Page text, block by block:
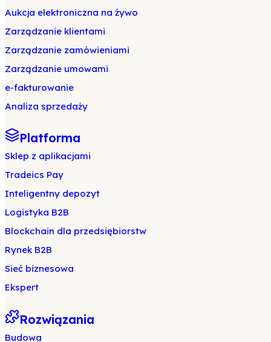
Aukcja elektroniczna na żywo
Zarządzanie klientami
Zarządzanie zamówieniami
Zarządzanie umowami
e-fakturowanie
Analiza sprzedaży
Platforma
Sklep z aplikacjami
Tradeics Pay
Inteligentny depozyt
Logistyka B2B
Blockchain dla przedsiębiorstw
Rynek B2B
Sieć biznesowa
Ekspert
Rozwiązania
Budowa